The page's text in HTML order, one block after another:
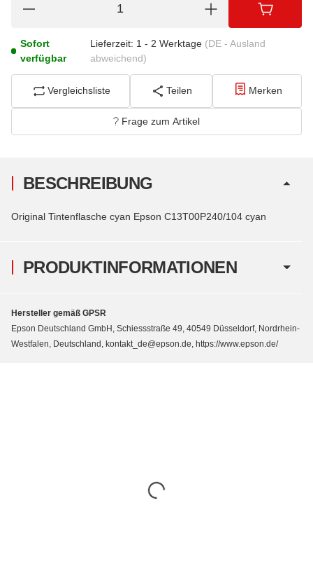
Sofort
verfügbar
Lieferzeit: 1 - 2 Werktage (DE - Ausland
abweichend)
Vergleichsliste Teilen Merken
Frage zum Artikel
PRODUKTINFORMATIONEN
BESCHREIBUNG
Original Tintenflasche cyan Epson C13T00P240/104 cyan
Hersteller gemäß GPSR
Epson Deutschland GmbH, Schiessstraße 49, 40549 Düsseldorf, Nordrhein-
Westfalen, Deutschland, kontakt_de@epson.de, https://www.epson.de/